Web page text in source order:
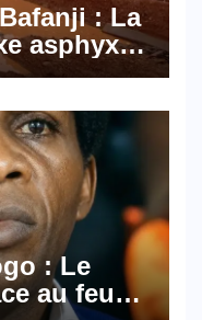
: La
asphyxie
: Le
au feu